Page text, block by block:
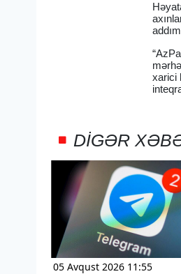
xarici
DIGƏR
05 Avqust 2026 11:55